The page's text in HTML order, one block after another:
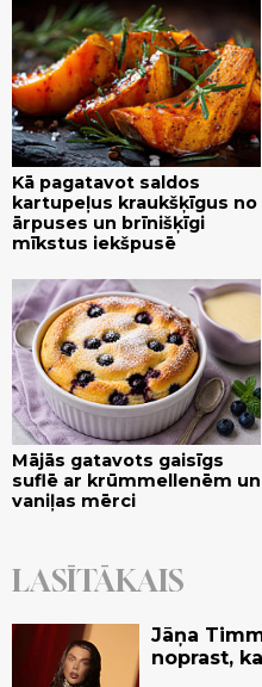
Kā pagatavot saldos
kartupeļus kraukšķīgus no
ārpuses un brīnišķīgi
mīkstus iekšpusē
Mājās gatavots gaisīgs
suflē ar krūmmellenēm un
vaniļas mērci
LASĪTĀKAIS
Jāņa
noprast,